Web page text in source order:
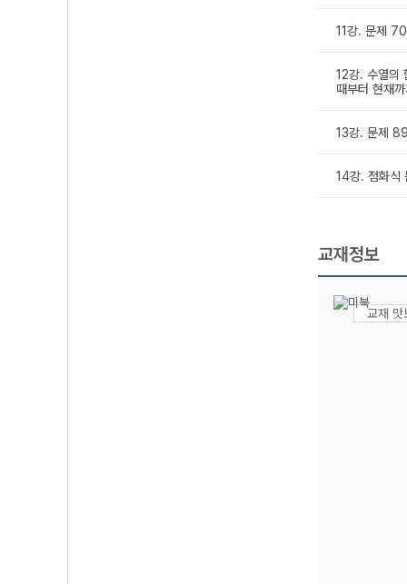
11강. 문제
12강. 수열의
때부터 현재
13강. 문제
14강. 점화식
교재정보
교재